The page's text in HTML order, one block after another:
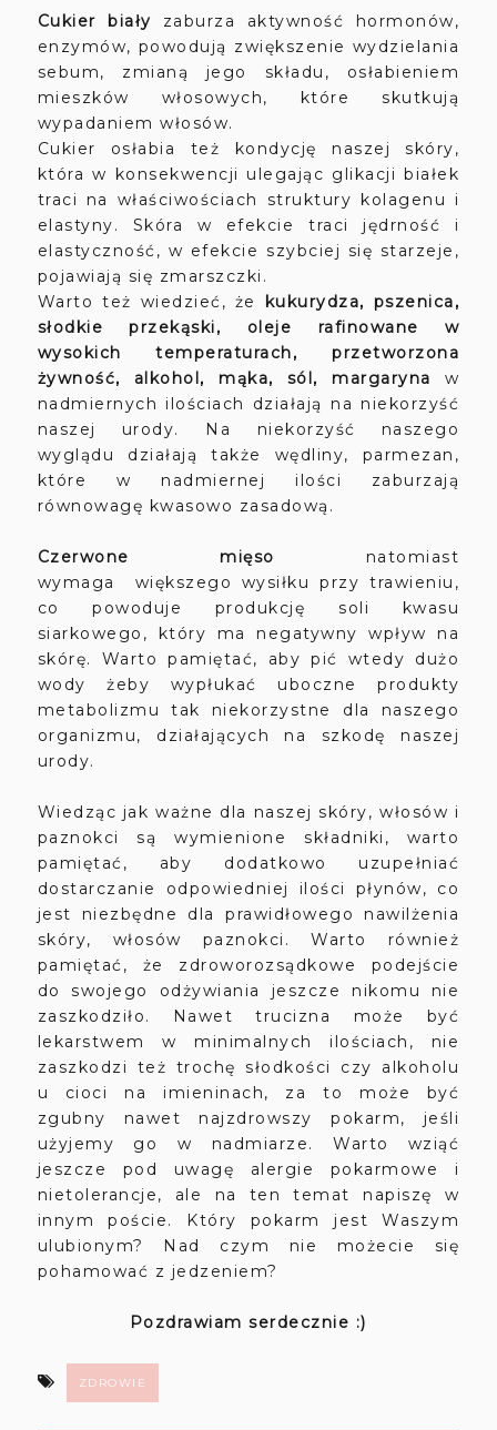
Cukier biały zaburza aktywność hormonów,
enzymów, powodują zwiększenie wydzielania
sebum, zmianą jego składu, osłabieniem
mieszków włosowych, które skutkują
wypadaniem włosów.
Cukier osłabia też kondycję naszej skóry,
która w konsekwencji ulegając glikacji białek
traci na właściwościach struktury kolagenu i
elastyny. Skóra w efekcie traci jędrność i
elastyczność, w efekcie szybciej się starzeje,
pojawiają się zmarszczki.
Warto też wiedzieć, że
kukurydza, pszenica,
słodkie przekąski, oleje rafinowane w
wysokich temperaturach, przetworzona
żywność, alkohol, mąka, sól, margaryna w
nadmiernych ilościach działają na niekorzyść
naszej urody. Na niekorzyść naszego
wyglądu działają także wędliny, parmezan,
które w nadmiernej ilości zaburzają
równowagę kwasowo zasadową.
Czerwone mięso
natomiast
wymaga
większego wysiłku przy trawieniu,
co powoduje produkcję soli kwasu
siarkowego, który ma negatywny wpływ na
skórę. Warto pamiętać, aby pić wtedy dużo
wody żeby wypłukać uboczne produkty
metabolizmu tak niekorzystne dla naszego
organizmu, działających na szkodę naszej
urody.
Wiedząc jak ważne dla naszej skóry, włosów i
paznokci są wymienione składniki, warto
pamiętać, aby dodatkowo uzupełniać
dostarczanie odpowiedniej ilości płynów, co
jest niezbędne dla prawidłowego nawilżenia
skóry, włosów paznokci. Warto również
pamiętać, że zdroworozsądkowe podejście
do swojego odżywiania jeszcze nikomu nie
zaszkodziło. Nawet trucizna może być
lekarstwem w minimalnych ilościach, nie
zaszkodzi też trochę słodkości czy alkoholu
u cioci na imieninach, za to może być
zgubny nawet najzdrowszy pokarm, jeśli
użyjemy go w nadmiarze. Warto wziąć
jeszcze pod uwagę alergie pokarmowe i
nietolerancje, ale na ten temat napiszę w
innym poście. Który pokarm jest Waszym
ulubionym? Nad czym nie możecie się
pohamować z jedzeniem?
Pozdrawiam serdecznie :)
ZDROWIE